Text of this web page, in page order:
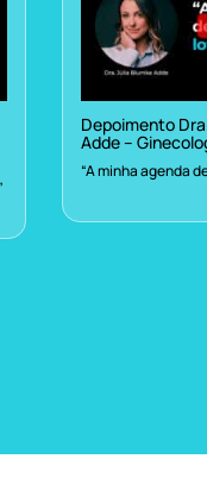
Depoimento
Adde –
“A minha agenda